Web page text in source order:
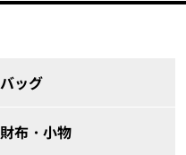
バッグ
財布・小物